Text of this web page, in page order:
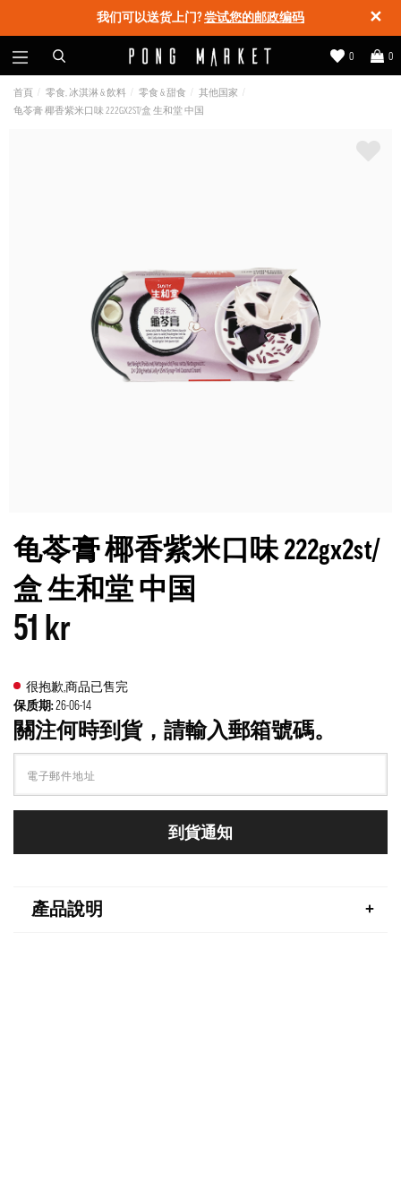
✕
我们可以送货上门?尝试您的邮政编码
0
0
首頁 零食, 冰淇淋 & 飲料 零食 & 甜食
其他国家
龟苓膏 椰香紫米口味 222GX2ST/盒 生和堂 中国
龟苓膏 椰香紫米口味 222gx2st/
盒 生和堂 中国
51 kr
很抱歉,商品已售完
保质期:26-06-14
關注何時到貨，請輸入郵箱號碼。
到貨通知
產品說明